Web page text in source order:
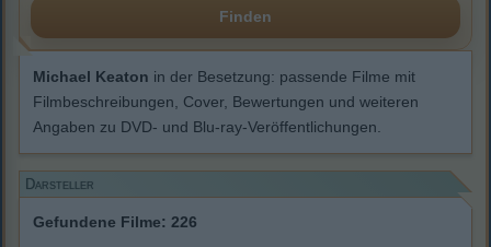
Finden
Michael Keaton in der Besetzung: passende Filme mit
Filmbeschreibungen, Cover, Bewertungen und weiteren
Angaben zu DVD- und Blu-ray-Veröffentlichungen.
Darsteller
Gefundene Filme: 226